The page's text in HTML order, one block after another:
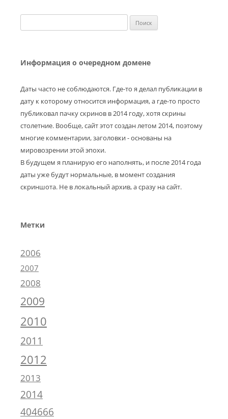
Информация о очередном домене
Даты часто не соблюдаются. Где-то я делал публикации в
дату к которому относится информация, а где-то просто
публиковал пачку скринов в 2014 году, хотя скрины
столетние. Вообще, сайт этот создан летом 2014, поэтому
многие комментарии, заголовки - основаны на
мировозрении этой эпохи.
В будущем я планирую его наполнять, и после 2014 года
даты уже будут нормальные, в момент создания
скриншота. Не в локальный архив, а сразу на сайт.
Метки
2006
2007
2008
2009
2010
2011
2012
2013
2014
404666